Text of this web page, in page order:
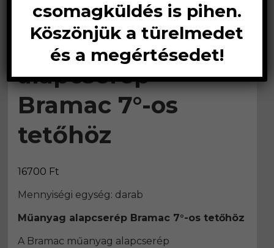
Műanyag
alapcserép
Bramac 7°-os
tetőhöz
16700 Ft
Mennyiségi egység: darab
Műanyag alapcserép Bramac 7°-os tetőhöz
A Bramac műanyag alapcserép
csomagküldés is pihen.
Köszönjük a türelmedet
és a megértésedet!